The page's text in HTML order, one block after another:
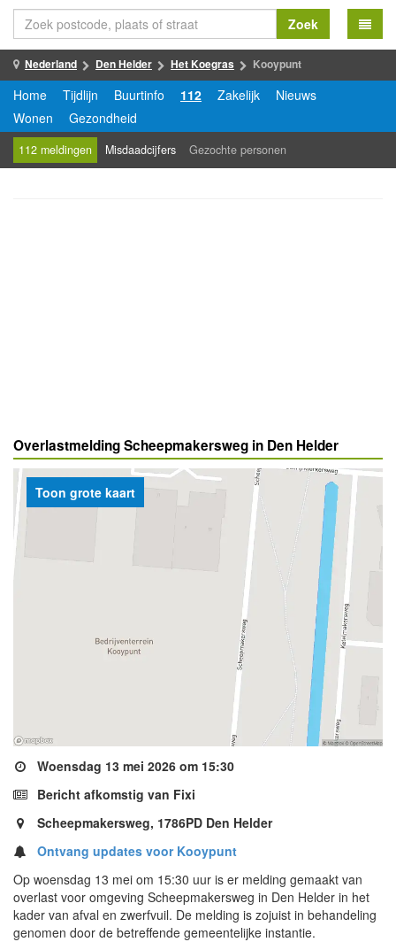
Zoek
Nederland Den Helder Het Koegras Kooypunt
Home Tijdlijn Buurtinfo 112 Zakelijk
Nieuws
Wonen
Gezondheid
112 meldingen Misdaadcijfers Gezochte personen
Overlastmelding Scheepmakersweg in Den Helder
Woensdag 13 mei 2026 om 15:30
Bericht afkomstig van Fixi
Scheepmakersweg, 1786PD Den Helder
Ontvang updates voor Kooypunt
Op woensdag 13 mei om 15:30 uur is er melding gemaakt van
overlast voor omgeving Scheepmakersweg in Den Helder in het
kader van afval en zwerfvuil. De melding is zojuist in behandeling
genomen door de betreffende gemeentelijke instantie.
Toon grote kaart